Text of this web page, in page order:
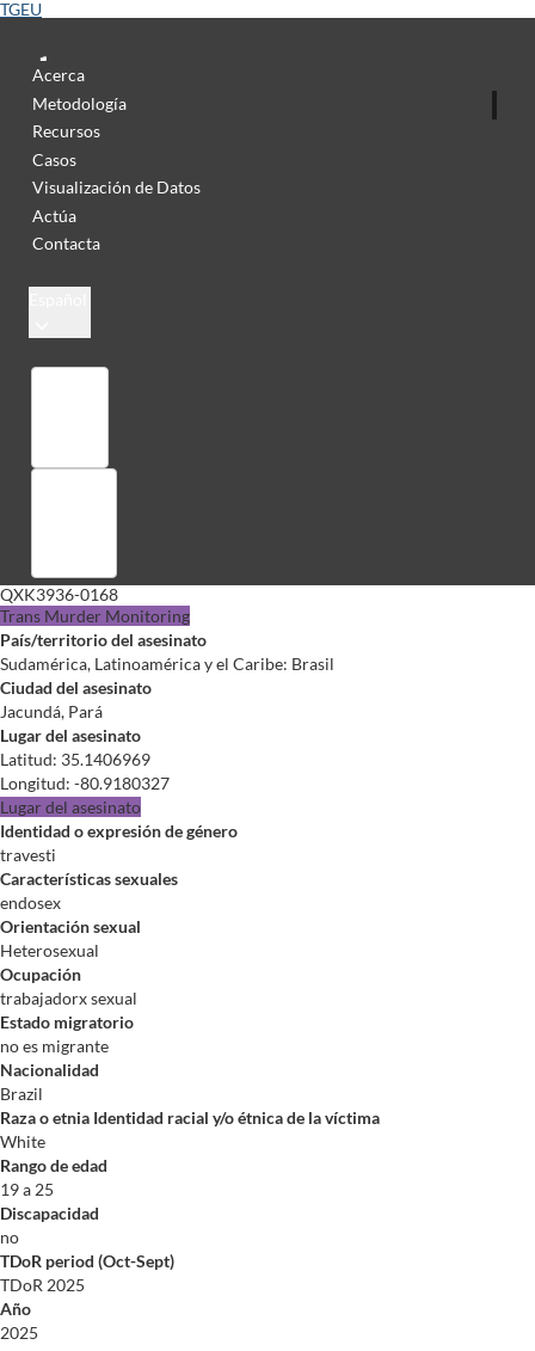
TGEU
Acerca
Metodología
Recursos
Casos
Visualización de Datos
Actúa
Contacta
QXK3936-0168
Trans Murder Monitoring
País/territorio del asesinato
Sudamérica, Latinoamérica y el Caribe: Brasil
Ciudad del asesinato
Jacundá, Pará
Lugar del asesinato
Latitud: 35.1406969
Longitud: -80.9180327
Lugar del asesinato
Identidad o expresión de género
travesti
Características sexuales
endosex
Orientación sexual
Heterosexual
Ocupación
trabajadorx sexual
Estado migratorio
no es migrante
Nacionalidad
Brazil
Raza o etnia Identidad racial y/o étnica de la víctima
White
Rango de edad
19 a 25
Discapacidad
no
TDoR period (Oct-Sept)
TDoR 2025
Año
2025